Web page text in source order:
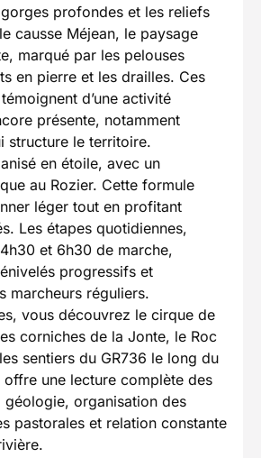
gorges profondes et les reliefs
causse Méjean, le paysage
marqué par les pelouses
en pierre et les drailles. Ces
d’une activité
présente, notamment
structure le territoire.
en étoile, avec un
au Rozier. Cette formule
léger tout en profitant
Les étapes quotidiennes,
et 6h30 de marche,
progressifs et
marcheurs réguliers.
vous découvrez le cirque de
corniches de la Jonte, le Roc
sentiers du GR736 le long du
offre une lecture complète des
géologie, organisation des
pastorales et relation constante